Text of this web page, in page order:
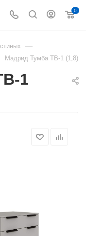
0
—
Мадрид Тумба ТВ-1 (1,8)
1